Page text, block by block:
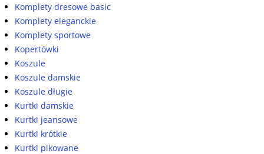
Komplety dresowe basic
Komplety eleganckie
Komplety sportowe
Kopertówki
Koszule
Koszule damskie
Koszule długie
Kurtki damskie
Kurtki jeansowe
Kurtki krótkie
Kurtki pikowane